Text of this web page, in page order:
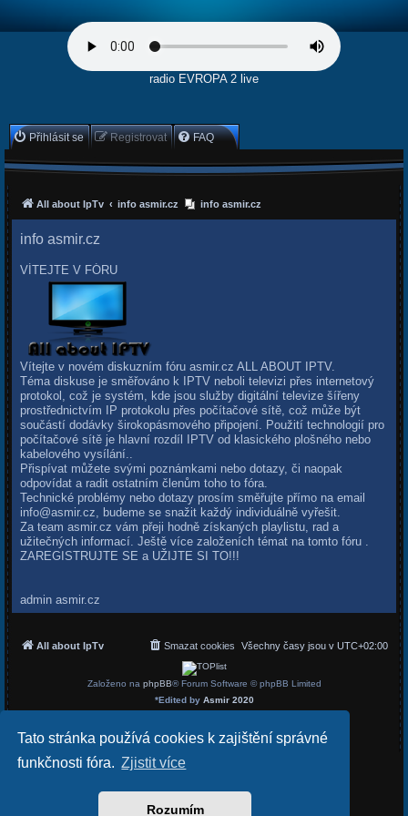
Tato stránka používá cookies k zajištění správné
funkčnosti fóra. Zjistit více
Rozumím
radio EVROPA 2 live
Přihlásit se Registrovat FAQ
All about IpTv info asmir.cz info asmir.cz
info asmir.cz
VÍTEJTE V FÓRU
Vítejte v novém diskuzním fóru asmir.cz ALL ABOUT IPTV.
Téma diskuse je směřováno k IPTV neboli televizi přes internetový
protokol, což je systém, kde jsou služby digitální televize šířeny
prostřednictvím IP protokolu přes počítačové sítě, což může být
součástí dodávky širokopásmového připojení. Použití technologií pro
počítačové sítě je hlavní rozdíl IPTV od klasického plošného nebo
kabelového vysílání..
Přispívat můžete svými poznámkami nebo dotazy, či naopak
odpovídat a radit ostatním členům toho to fóra.
Technické problémy nebo dotazy prosím směřujte přímo na email
info@asmir.cz , budeme se snažit každý individuálně vyřešit.
Za team asmir.cz vám přeji hodně získaných playlistu, rad a
užitečných informací. Ještě více založeních témat na tomto fóru .
ZAREGISTRUJTE SE a UŽIJTE SI TO!!!
admin asmir.cz
All about IpTv Všechny časy jsou v UTC+02:00
Smazat cookies
Založeno na phpBB® Forum Software © phpBB Limited
*Edited by Asmir 2020
Soukromí
Podmínky